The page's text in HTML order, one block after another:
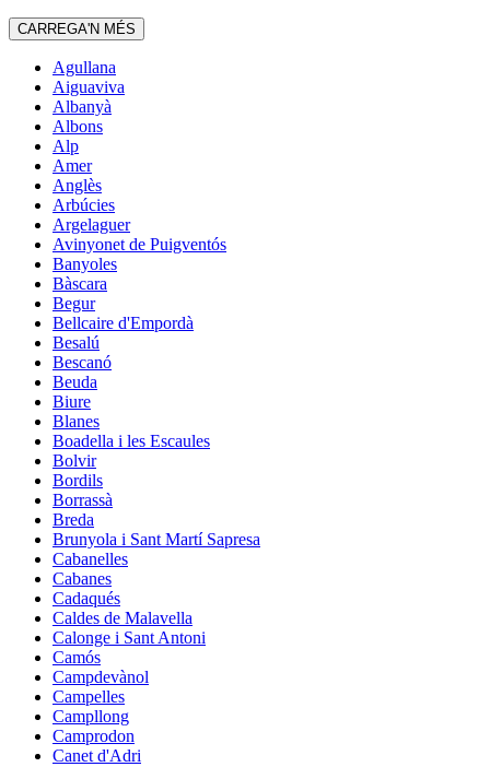
CARREGA'N MÉS
Agullana
Aiguaviva
Albanyà
Albons
Alp
Amer
Anglès
Arbúcies
Argelaguer
Avinyonet de Puigventós
Banyoles
Bàscara
Begur
Bellcaire d'Empordà
Besalú
Bescanó
Beuda
Biure
Blanes
Boadella i les Escaules
Bolvir
Bordils
Borrassà
Breda
Brunyola i Sant Martí Sapresa
Cabanelles
Cabanes
Cadaqués
Caldes de Malavella
Calonge i Sant Antoni
Camós
Campdevànol
Campelles
Campllong
Camprodon
Canet d'Adri